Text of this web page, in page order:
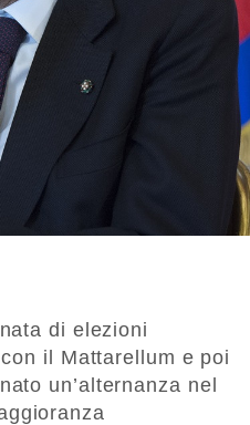
di elezioni
il Mattarellum e poi
un’alternanza nel